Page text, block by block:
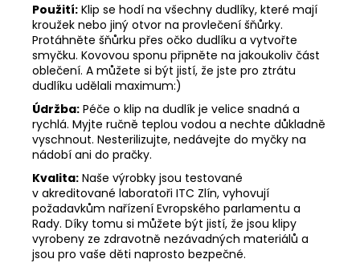
Použití: Klip se hodí na všechny dudlíky, které mají
kroužek nebo jiný otvor na provlečení šňůrky.
Protáhněte šňůrku přes očko dudlíku a vytvořte
smyčku. Kovovou sponu připněte na jakoukoliv část
oblečení. A můžete si být jistí, že jste pro ztrátu
dudlíku udělali maximum:)
Údržba: Péče o klip na dudlík je velice snadná a
rychlá. Myjte ručně teplou vodou a nechte důkladně
vyschnout. Nesterilizujte, nedávejte do myčky na
nádobí ani do pračky.
Kvalita: Naše výrobky jsou testované
v akreditované laboratoři ITC Zlín, vyhovují
požadavkům nařízení Evropského parlamentu a
Rady. Díky tomu si můžete být jistí, že jsou klipy
vyrobeny ze zdravotně nezávadných materiálů a
jsou pro vaše děti naprosto bezpečné.